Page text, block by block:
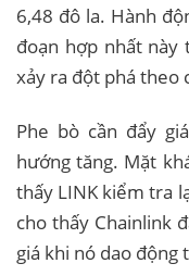
6,48 đô la. Hành
đoạn hợp nhất
xảy ra đột phá theo
Phe bò cần đẩy
hướng tăng. Mặt
thấy LINK kiểm tra
cho thấy Chainlink
giá khi nó dao động